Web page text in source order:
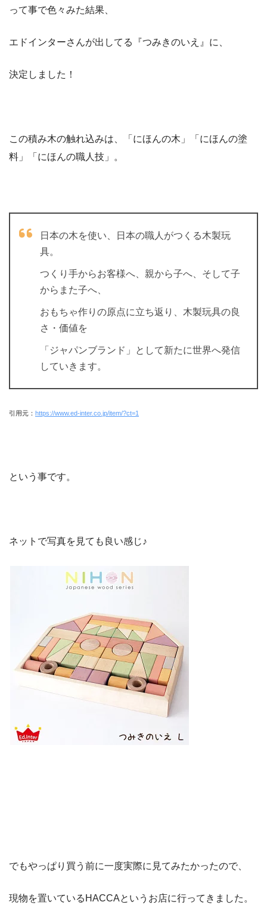
って事で色々みた結果、
エドインターさんが出してる『つみきのいえ』に、
決定しました！
この積み木の触れ込みは、「にほんの木」「にほんの塗
料」「にほんの職人技」。
日本の木を使い、日本の職人がつくる木製玩
具。
つくり手からお客様へ、親から子へ、そして子
からまた子へ、
おもちゃ作りの原点に立ち返り、木製玩具の良
さ・価値を
「ジャパンブランド」として新たに世界へ発信
していきます。
引用元： https://www.ed-inter.co.jp/item/?ct=1
という事です。
ネットで写真を見ても良い感じ♪
でもやっぱり買う前に一度実際に見てみたかったので、
現物を置いているHACCAというお店に行ってきました。